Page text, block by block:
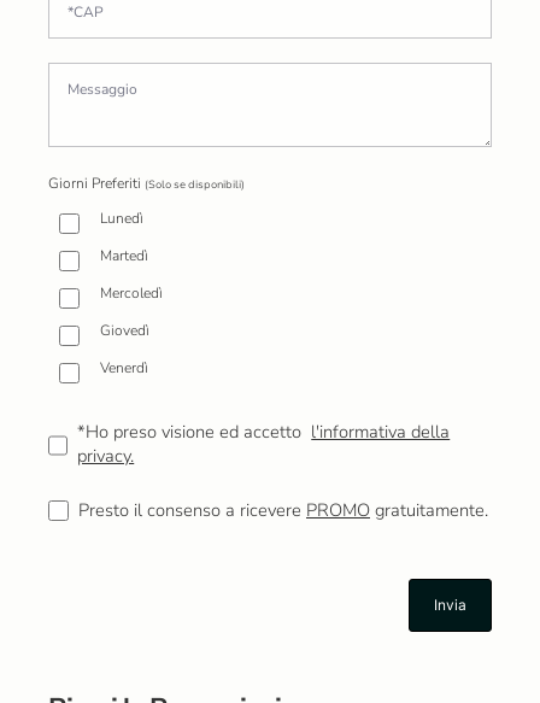
Giorni Preferiti (Solo se disponibili)
Lunedì
Martedì
Mercoledì
Giovedì
Venerdì
*Ho preso visione ed accetto l'informativa della
privacy.
Presto il consenso a ricevere PROMO gratuitamente.